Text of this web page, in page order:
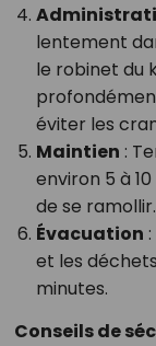
lentement
le robinet du
éviter les
Maintien :
environ 5 à
de se ramollir.
Évacuation
et les
minutes.
Conseils de